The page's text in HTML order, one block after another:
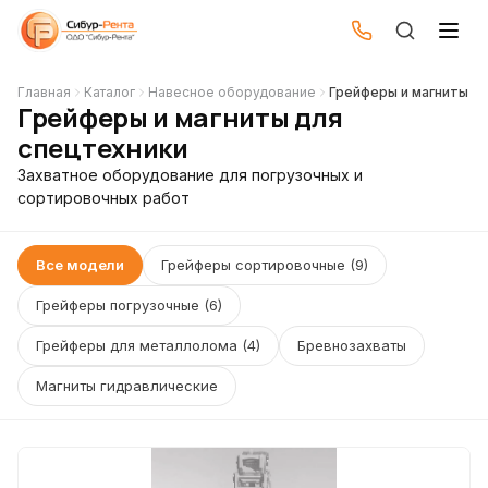
Техника
Навесное
3D системы
Системы
центральной
смазки
Запчасти
Ремонт и
Меню
Навесное
оборудование
Гидробуры и
вращатели
Ковши
Гидроножницы
Дробильные
магниты
Меню
Системы
центральной
строительной
техники
Для автомобильной
сельскохозяйственной
техники
Главная Каталог Навесное оборудование Грейферы и магниты
Грейферы и магниты для
спецтехники
Захватное оборудование для погрузочных и
сортировочных работ
Все модели Грейферы сортировочные (9)
Грейферы погрузочные (6)
Грейферы для металлолома (4) Бревнозахваты
Магниты гидравлические